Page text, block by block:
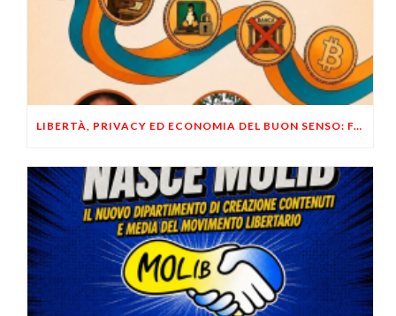
LIBERTÀ, PRIVACY ED ECONOMIA DEL BUON SENSO: FACCO E MUSUMECI A CASALECCHIO DI RENO (BO)